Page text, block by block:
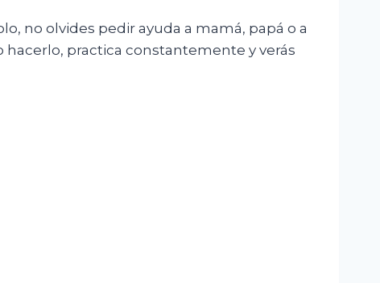
no olvides pedir ayuda a mamá, papá o a
practica constantemente y verás